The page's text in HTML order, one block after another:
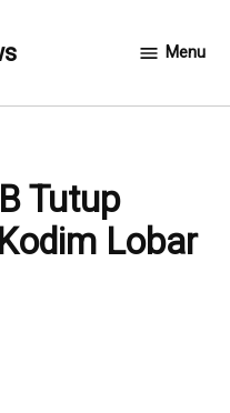
Menu
Tutup
Lobar